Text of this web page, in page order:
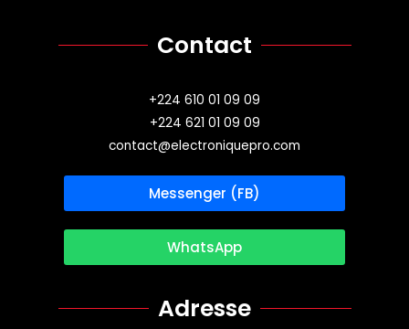
Contact
+224 610 01 09 09
+224 621 01 09 09
contact@electroniquepro.com
Messenger (FB)
WhatsApp
Adresse